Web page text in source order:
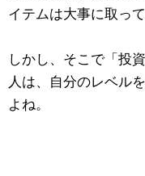
イテムは大事に取っ
しかし、そこで「投
人は、自分のレベル
よね。